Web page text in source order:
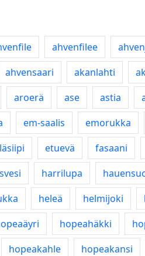
ahvenfilee
ahvensaari akanlahti
aroerä ase astia
em-saalis emorukka
etuevä fasaani
harrilupa
heleä helmijoki
hopeahäkki
hopeakahle hopeakansi